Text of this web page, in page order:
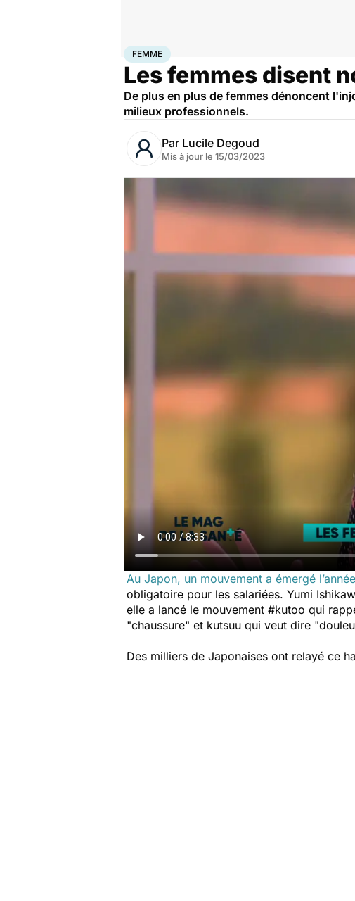
AccueilSanté
FEMME
Les femmes disent
De plus en plus de femmes dénoncent
milieux professionnels.
Par Lucile Degoud
Mis à jour le 15/03/2023
Au Japon, un mouvement a émergé
obligatoire pour les salariées. Yumi
elle a lancé le mouvement #kutoo qui
"chaussure" et kutsuu qui veut dire
Des milliers de Japonaises ont relayé ce